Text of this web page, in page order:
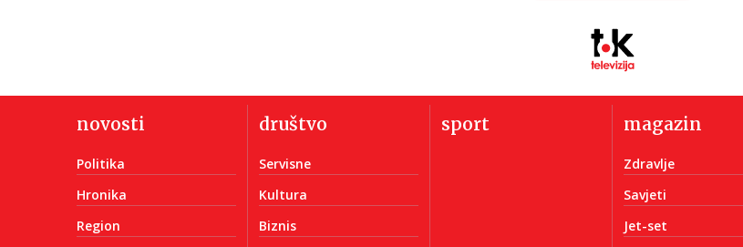
novosti
Politika
Hronika
Region
društvo
Servisne
Kultura
Biznis
sport magazin
Zdravlje
Savjeti
Jet-set